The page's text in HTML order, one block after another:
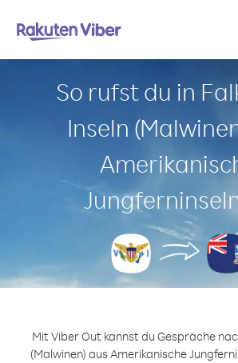
So rufst du in
Inseln
Mit Viber Out kannst du Gespräche
(Malwinen) aus Amerikanische